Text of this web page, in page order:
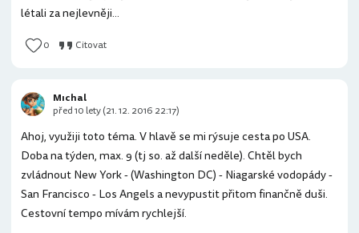
létali za nejlevněji...
0 Citovat
Ahoj, využiji toto téma. V hlavě se mi rýsuje cesta po USA.
Doba na týden, max. 9 (tj so. až další neděle). Chtěl bych
zvládnout New York - (Washington DC) - Niagarské vodopády -
San Francisco - Los Angels a nevypustit přitom finančně duši.
Cestovní tempo mívám rychlejší.
Mıchal
před 10 lety (21. 12. 2016 22:17)